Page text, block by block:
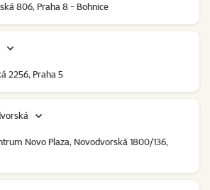
806, Praha 8 - Bohnice
2256, Praha 5
Novo Plaza, Novodvorská 1800/136,